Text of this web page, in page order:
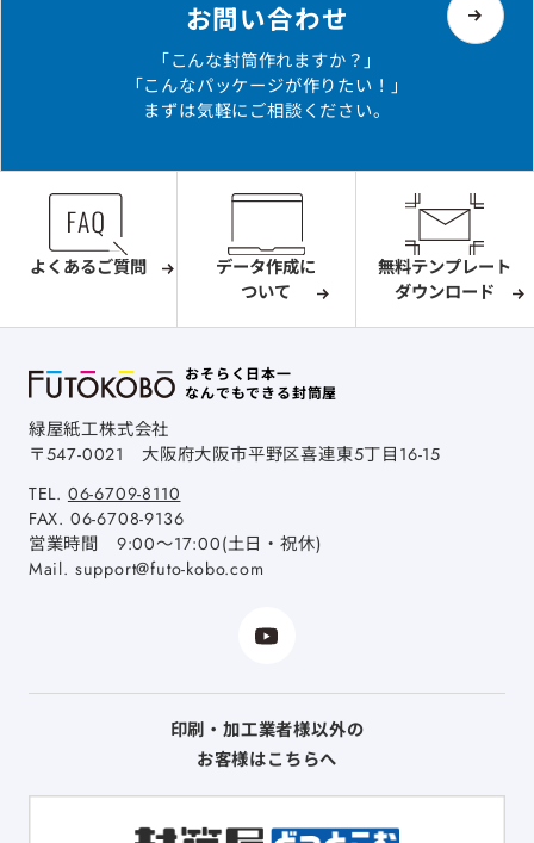
お問い合わせ
「こんな封筒作れますか？」
「こんなパッケージが作りたい！」
まずは気軽にご相談ください。
よくあるご質問
データ作成に
ついて
無料テンプレート
ダウンロード
おそらく日本一
なんでもできる封筒屋
緑屋紙工株式会社
〒547-0021 大阪府大阪市平野区喜連東5丁目16-15
TEL. 06-6709-8110
FAX. 06-6708-9136
営業時間 9:00～17:00(土日・祝休)
Mail. support@futo-kobo.com
印刷・加工業者様以外の
お客様はこちらへ